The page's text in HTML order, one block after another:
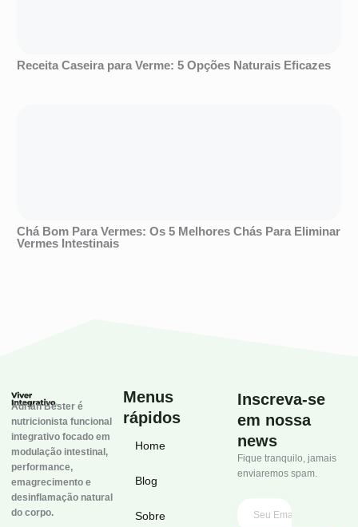
Receita Caseira para Verme: 5 Opções Naturais Eficazes
Chá Bom Para Vermes: Os 5 Melhores Chás Para Eliminar
Vermes Intestinais
Adrian Bester é
nutricionista funcional
integrativo focado em
modulação intestinal,
performance,
emagrecimento e
desinflamação natural
do corpo.
Menus
rápidos
Home
Blog
Sobre
Inscreva-se
em nossa
news
Fique tranquilo, jamais
enviaremos spam.